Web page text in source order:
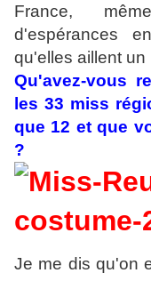
France,
d'espérances
qu'elles aillent un
Qu'avez-vous
les 33 miss
que 12 et que
?
Je me dis qu'on